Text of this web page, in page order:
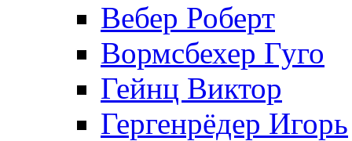
Вебер Роберт
Вормсбехер Гуго
Гейнц Виктор
Гергенрёдер Игорь